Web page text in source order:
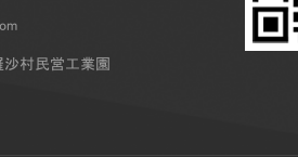
村民営工業園